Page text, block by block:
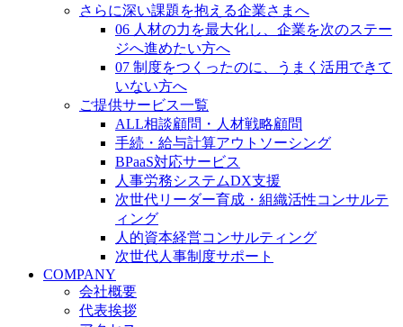
さらに深い課題を抱える企業さまへ
06 人材の力を最大化し、企業を次のステー
ジへ進めたい方へ
07 制度をつくったのに、うまく活用できて
いない方へ
ご提供サービス一覧
ALL相談顧問・人材戦略顧問
手続・給与計算アウトソーシング
BPaaS対応サービス
人事労務システムDX支援
次世代リーダー育成・組織活性コンサルテ
ィング
人的資本経営コンサルティング
次世代人事制度サポート
COMPANY
会社概要
代表挨拶